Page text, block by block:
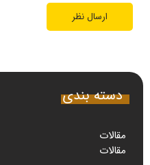
دسته بندی
مقالات
مقالات